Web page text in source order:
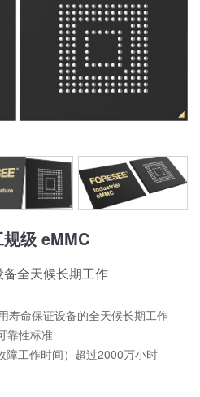
级 eMMC
全天候长期工作
寿命保证设备的全天候长期工作
靠性标准
障工作时间）超过2000万小时